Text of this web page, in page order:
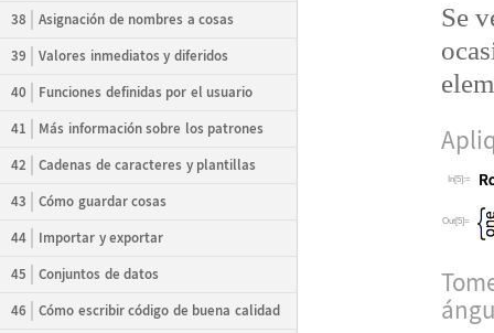
38
Asignación de nombres a cosas
39
Valores inmediatos y diferidos
40
Funciones definidas por el usuario
41
Más información sobre los patrones
42
Cadenas de caracteres y plantillas
43
Cómo guardar cosas
44
Importar y exportar
45
Conjuntos de datos
46
Cómo escribir código de buena calidad
Se
In[5]:=
Out[5]=
á